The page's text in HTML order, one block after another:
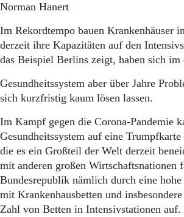
Wer wir sind
Aktuelle Ausgabe
Abonnenten-Login
Abonnent werden
Abo Prämien
Archiv
Mediadaten
Pommern
Berlin-Brandenburg
Schlesien
Bücher
Norman Hanert
Im Rekordtempo bauen Krankenhäuser
derzeit ihre Kapazitäten auf den
das Beispiel Berlins zeigt, haben sich im
Gesundheitssystem aber über Jahre
sich kurzfristig kaum lösen lassen.
Im Kampf gegen die Corona-Pandemie
Gesundheitssystem auf eine
die es ein Großteil der Welt derzeit
mit anderen großen Wirtschaftsnationen
Bundesrepublik nämlich durch eine
mit Krankenhausbetten und
Zahl von Betten in Intensivstationen